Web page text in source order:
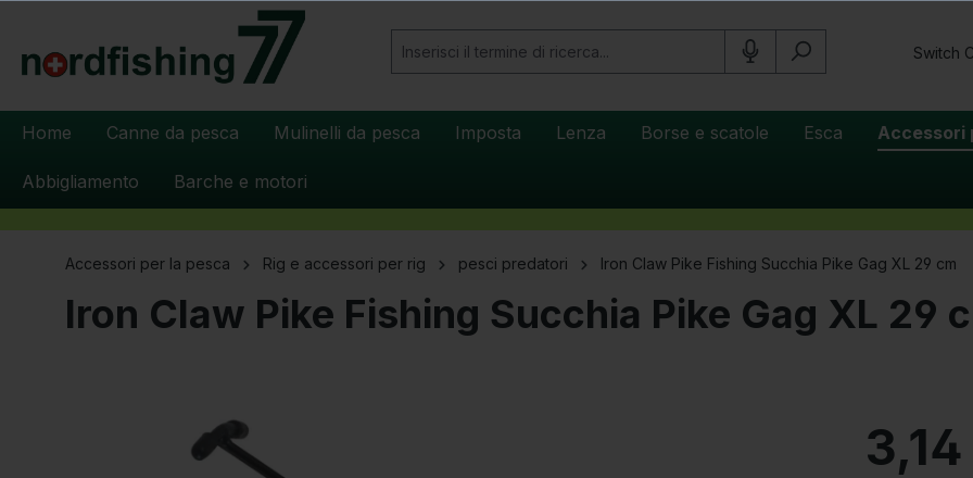
Passa alla navigazione principale
Switch
Home Canne da pesca Mulinelli da pesca Imposta Lenza Borse e scatole Esca Accessori
Abbigliamento Barche e motori
Accessori per la pesca Rig e accessori per rig pesci predatori Iron Claw Pike Fishing Succhia Pike Gag XL 29 cm
Iron Claw Pike Fishing Succhia Pike Gag XL 29
Salta la galleria di immagini